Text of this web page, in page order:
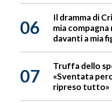
06
Il dramma di
mia compagna
davanti a mia
07
Truffa dello
«Sventata
ripreso tutto»